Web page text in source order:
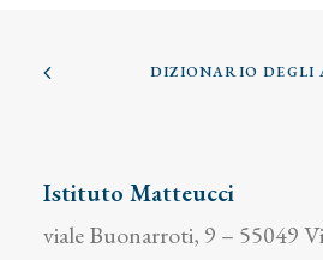
DIZIONARIO DEGLI
Istituto Matteucci
viale Buonarroti, 9 – 55049